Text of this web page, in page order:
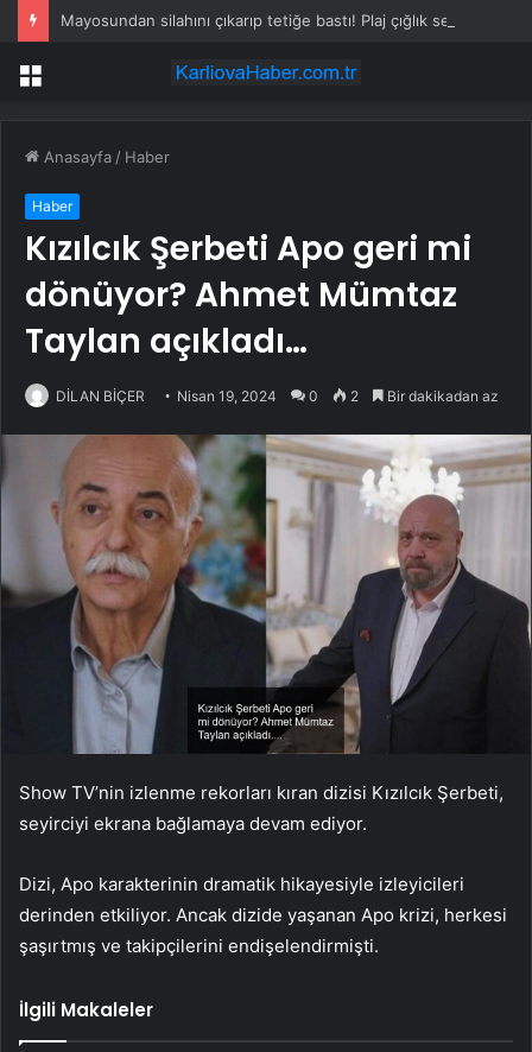
Menü
Anasayfa / Haber
Haber
Kızılcık Şerbeti Apo geri mi
dönüyor? Ahmet Mümtaz
Taylan açıkladı…
DİLAN BİÇER Nisan 19, 2024 0 2 Bir dakikadan az
Show TV’nin izlenme rekorları kıran dizisi Kızılcık Şerbeti,
seyirciyi ekrana bağlamaya devam ediyor.
Dizi, Apo karakterinin dramatik hikayesiyle izleyicileri
derinden etkiliyor. Ancak dizide yaşanan Apo krizi, herkesi
şaşırtmış ve takipçilerini endişelendirmişti.
İlgili Makaleler